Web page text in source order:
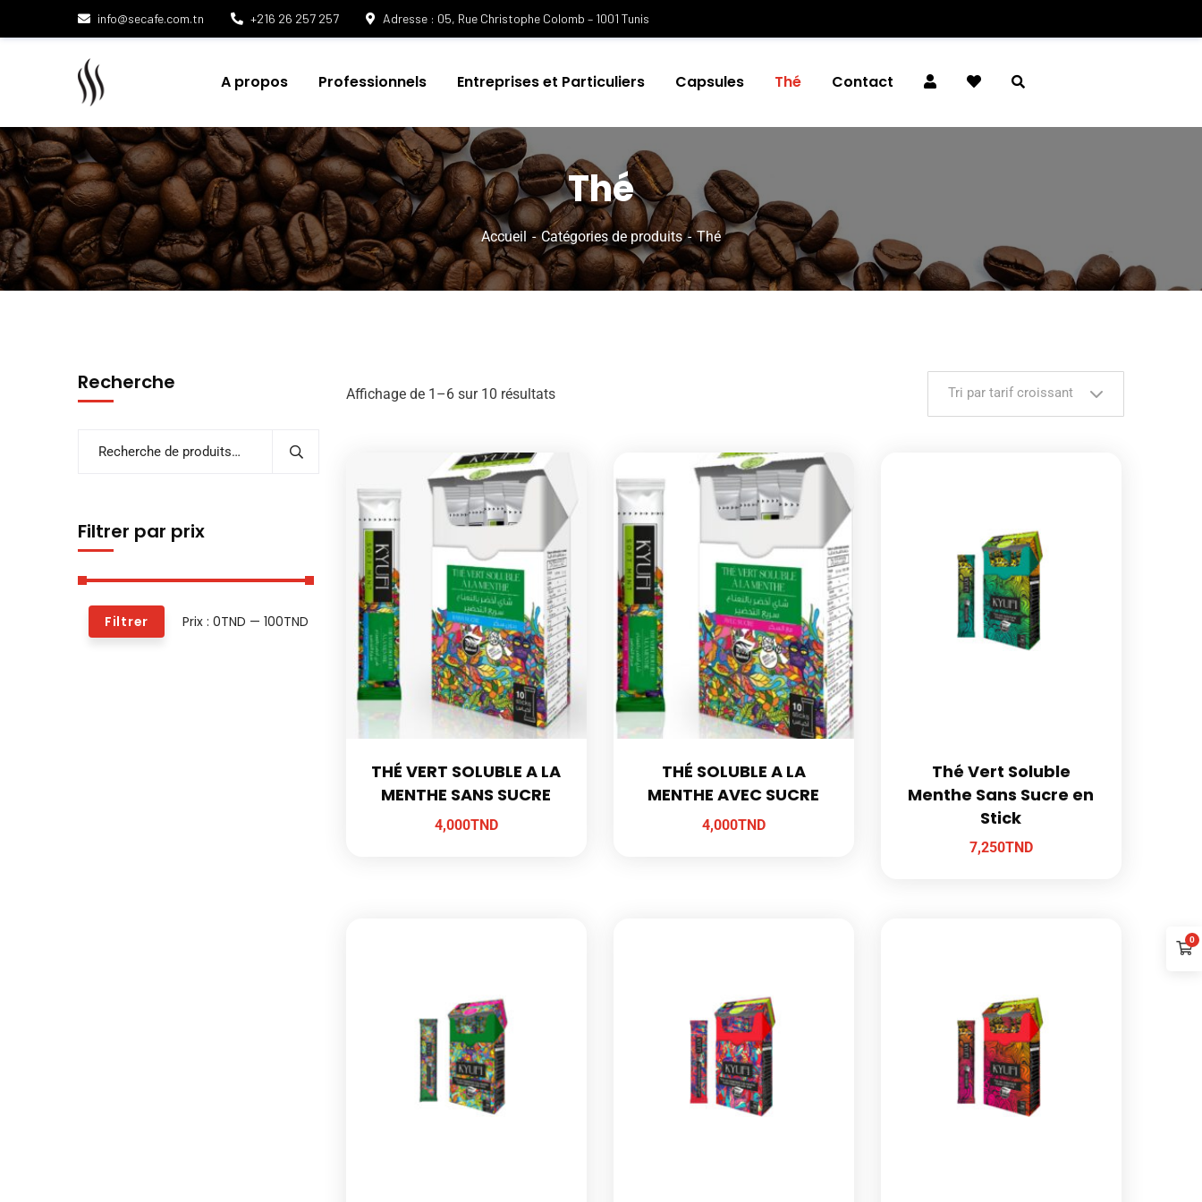
info@secafe.com.tn +216 26 257 257 Adresse : 05, Rue Christophe Colomb – 1001 Tunis
A propos Professionnels Entreprises et Particuliers Capsules Thé Contact
Thé
Accueil Catégories de produits Thé
Affichage de 1–6 sur 10 résultats Tri par tarif croissant
THÉ VERT SOLUBLE A LA
MENTHE SANS SUCRE
4,000TND
THÉ SOLUBLE A LA
MENTHE AVEC SUCRE
4,000TND
Thé Vert Soluble
Menthe Sans Sucre en
Stick
7,250TND
Recherche
Filtrer par prix
Filtrer Prix : 0TND — 100TND
0